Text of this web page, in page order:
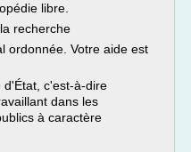
libre.
recherche
ordonnée. Votre aide est
d'État, c'est-à-dire
dans les
à caractère